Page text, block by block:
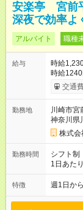
安楽亭 宮前
深夜で効率よ
アルバイト 職種
給与
時給
時給1240円～/22
時給1230円 【試用期間】試用期間あり 試用期
月 雇用
交通
勤務地
川崎市宮
神奈川県
株式会
勤務時間
シフト制
1日あた
制！ 週1
での勤務 ＊短時間OK！学業と両立◎ ＊週4日以上のしっかり勤
暇の予定
特徴 週1日か